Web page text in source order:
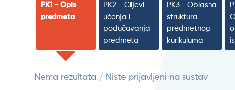
PK1 - Opis
predmeta
PK2 - Ciljevi
učenja i
podučavanja
predmeta
PK3 - Oblasna
struktura
predmetnog
kurikuluma
Nema rezultata / Niste prijavljeni na sustav